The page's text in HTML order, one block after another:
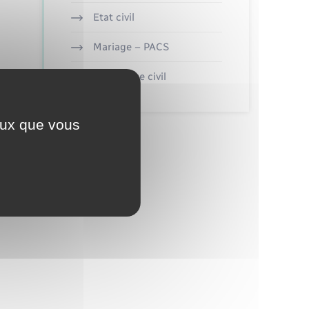
Etat civil
Mariage – PACS
Parrainage civil
que vous